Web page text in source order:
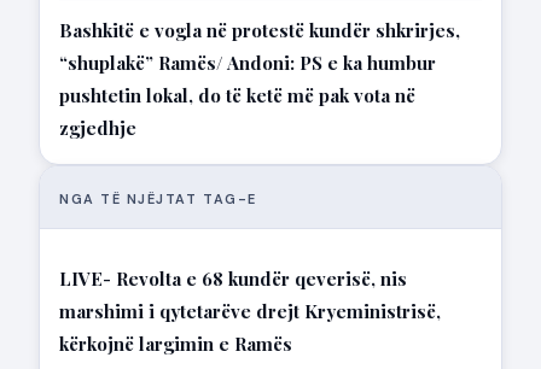
Bashkitë e vogla në protestë kundër shkrirjes,
“shuplakë” Ramës/ Andoni: PS e ka humbur
pushtetin lokal, do të ketë më pak vota në
zgjedhje
NGA TË NJËJTAT TAG-E
LIVE- Revolta e 68 kundër qeverisë, nis
marshimi i qytetarëve drejt Kryeministrisë,
kërkojnë largimin e Ramës